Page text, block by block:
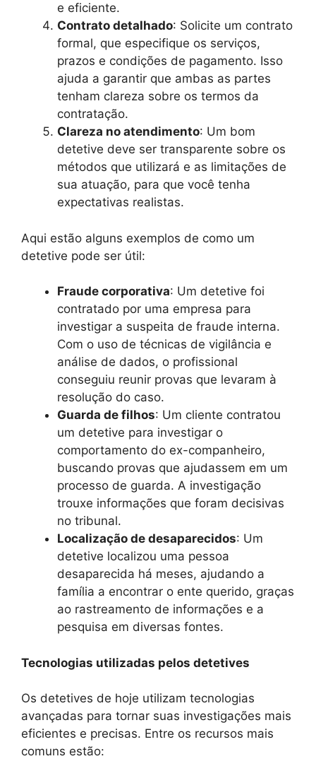
e eficiente.
Contrato detalhado: Solicite um contrato
formal, que especifique os serviços,
prazos e condições de pagamento. Isso
ajuda a garantir que ambas as partes
tenham clareza sobre os termos da
contratação.
Clareza no atendimento: Um bom
detetive deve ser transparente sobre os
métodos que utilizará e as limitações de
sua atuação, para que você tenha
expectativas realistas.
Aqui estão alguns exemplos de como um
detetive pode ser útil:
Fraude corporativa: Um detetive foi
contratado por uma empresa para
investigar a suspeita de fraude interna.
Com o uso de técnicas de vigilância e
análise de dados, o profissional
conseguiu reunir provas que levaram à
resolução do caso.
Guarda de filhos: Um cliente contratou
um detetive para investigar o
comportamento do ex-companheiro,
buscando provas que ajudassem em um
processo de guarda. A investigação
trouxe informações que foram decisivas
no tribunal.
Localização de desaparecidos: Um
detetive localizou uma pessoa
desaparecida há meses, ajudando a
família a encontrar o ente querido, graças
ao rastreamento de informações e a
pesquisa em diversas fontes.
Tecnologias utilizadas pelos detetives
Os detetives de hoje utilizam tecnologias
avançadas para tornar suas investigações mais
eficientes e precisas. Entre os recursos mais
comuns estão: